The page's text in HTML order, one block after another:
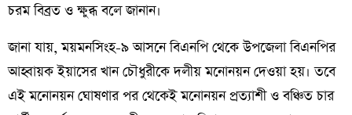
চরম বিব্রত ও ক্ষুব্ধ বলে জানান।
জানা যায়, ময়মনসিংহ-৯ আসনে বিএনপি থেকে উপজেলা বিএনপির
আহ্বায়ক ইয়াসের খান চৌধুরীকে দলীয় মনোনয়ন দেওয়া হয়। তবে
এই মনোনয়ন ঘোষণার পর থেকেই মনোনয়ন প্রত্যাশী ও বঞ্চিত চার